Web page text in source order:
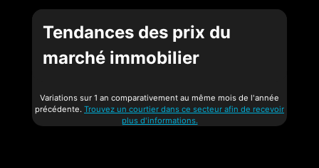
Tendances des prix du
marché immobilier
Variations sur 1 an comparativement au même mois de l'année
précédente. Trouvez un courtier dans ce secteur afin de recevoir
plus d'informations.